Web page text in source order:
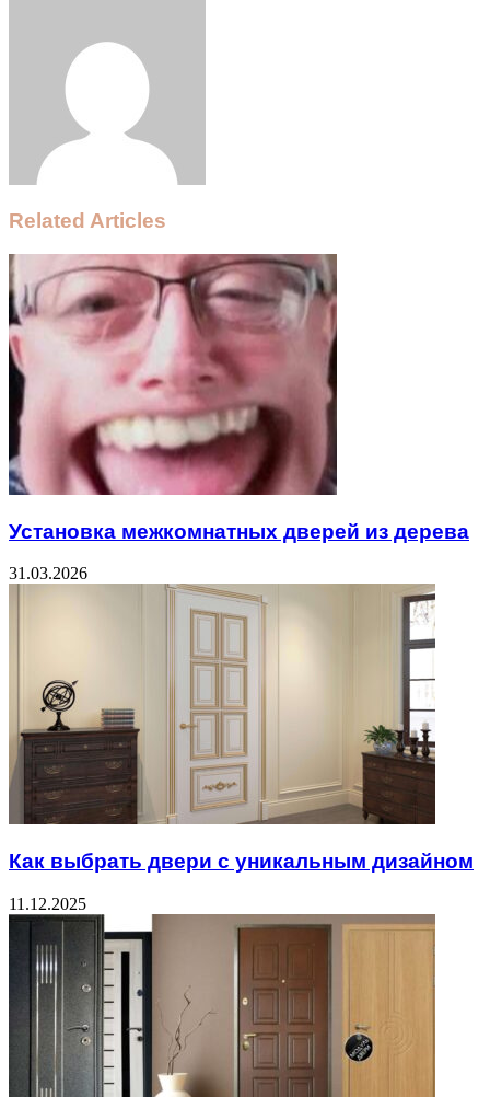
Related Articles
Установка межкомнатных дверей из дерева
31.03.2026
Как выбрать двери с уникальным дизайном
11.12.2025